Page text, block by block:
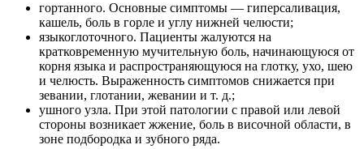
гортанного. Основные симптомы — гиперсаливация,
кашель, боль в горле и углу нижней челюсти;
языкоглоточного. Пациенты жалуются на
кратковременную мучительную боль, начинающуюся от
корня языка и распространяющуюся на глотку, ухо, шею
и челюсть. Выраженность симптомов снижается при
зевании, глотании, жевании и т. д.;
ушного узла. При этой патологии с правой или левой
стороны возникает жжение, боль в височной области, в
зоне подбородка и зубного ряда.